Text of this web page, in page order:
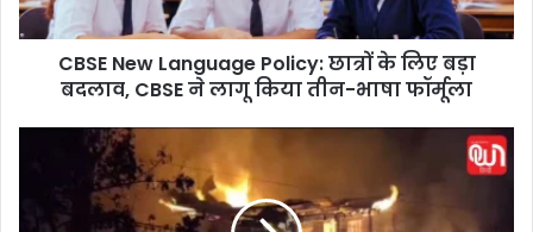
L
a
CBSE New Language Policy: छात्रों के लिए बड़ा
बदलाव, CBSE ने लागू किया तीन-भाषा फॉर्मूला